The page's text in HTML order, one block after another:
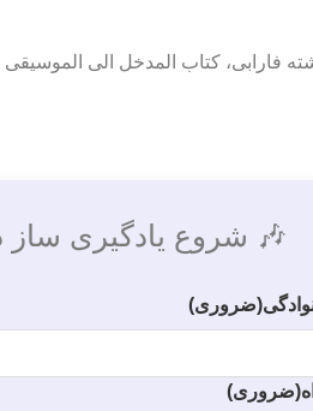
فارابی، کتاب المدخل الی
🎶 شروع یادگیری ساز
(ضروری)
(ضروری)